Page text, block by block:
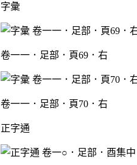
字彙
卷一一．足部．頁69．右
卷一一．足部．頁70．右
正字通